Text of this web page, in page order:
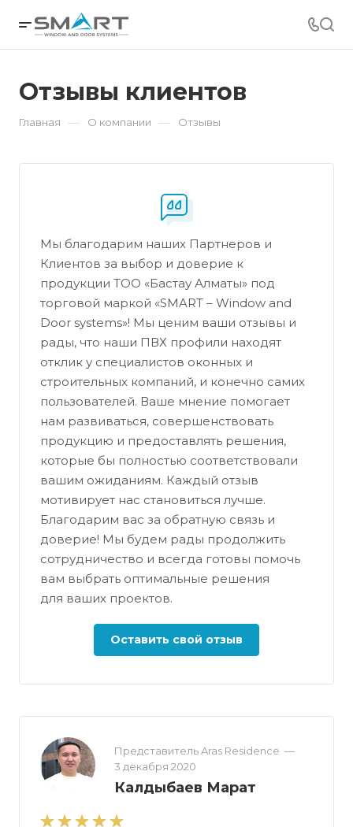
Отзывы клиентов
Главная — О компании — Отзывы
Мы благодарим наших Партнеров и
Клиентов за выбор и доверие к
продукции ТОО «Бастау Алматы» под
торговой маркой «SMART – Window and
Door systems»! Мы ценим ваши отзывы и
рады, что наши ПВХ профили находят
отклик у специалистов оконных и
строительных компаний, и конечно самих
пользователей. Ваше мнение помогает
нам развиваться, совершенствовать
продукцию и предоставлять решения,
которые бы полностью соответствовали
вашим ожиданиям. Каждый отзыв
мотивирует нас становиться лучше.
Благодарим вас за обратную связь и
доверие! Мы будем рады продолжить
сотрудничество и всегда готовы помочь
вам выбрать оптимальные решения
для ваших проектов.
Оставить свой отзыв
Представитель Aras Residence —
3 декабря 2020
Калдыбаев Марат